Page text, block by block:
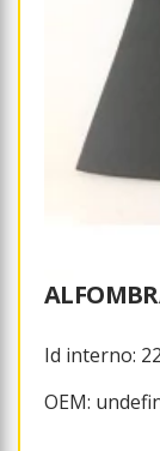
Id interno:
OEM: